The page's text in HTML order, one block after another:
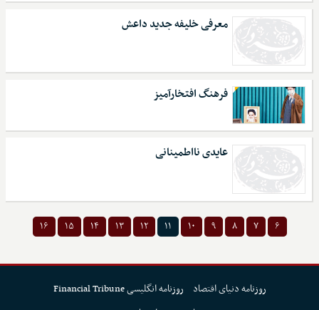
معرفی خلیفه جدید داعش
فرهنگ افتخارآمیز
عایدی نااطمینانی
۶ ۷ ۸ ۹ ۱۰ ۱۱ ۱۲ ۱۳ ۱۴ ۱۵ ۱۶
روزنامه دنیای اقتصاد
روزنامه انگلیسی Financial Tribune